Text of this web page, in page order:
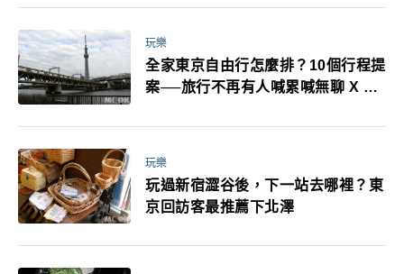
萬！注意事項一次看！
玩樂
全家東京自由行怎麼排？10個行程提
案──旅行不再有人喊累喊無聊 X 爸
玩樂
玩過新宿澀谷後，下一站去哪裡？東
京回訪客最推薦下北澤